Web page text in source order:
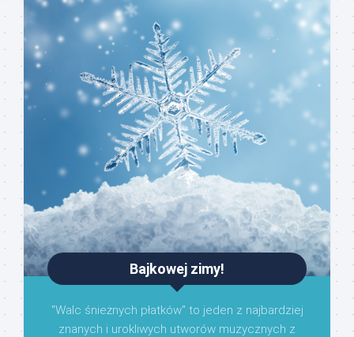
Bajkowej zimy!
"Walc śnieżnych płatków" to jeden z najbardziej
znanych i urokliwych utworów muzycznych z